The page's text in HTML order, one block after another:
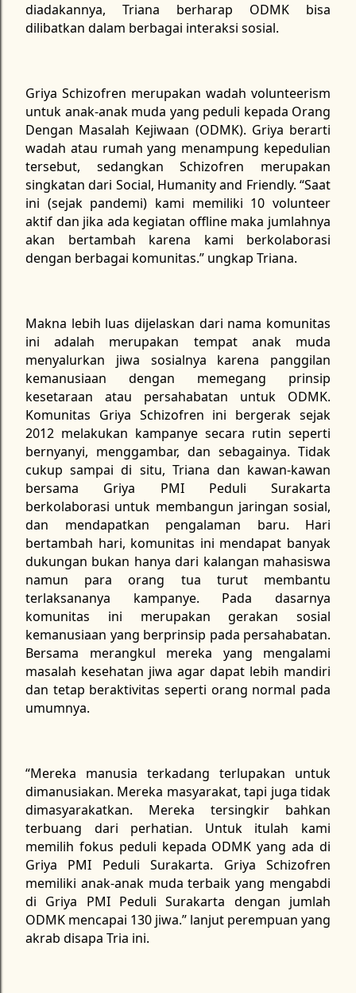
diadakannya, Triana berharap ODMK bisa
dilibatkan dalam berbagai interaksi sosial.
Griya Schizofren merupakan wadah volunteerism
untuk anak-anak muda yang peduli kepada Orang
Dengan Masalah Kejiwaan (ODMK). Griya berarti
wadah atau rumah yang menampung kepedulian
tersebut, sedangkan Schizofren merupakan
singkatan dari Social, Humanity and Friendly. “Saat
ini (sejak pandemi) kami memiliki 10 volunteer
aktif dan jika ada kegiatan offline maka jumlahnya
akan bertambah karena kami berkolaborasi
dengan berbagai komunitas.” ungkap Triana.
Makna lebih luas dijelaskan dari nama komunitas
ini adalah merupakan tempat anak muda
menyalurkan jiwa sosialnya karena panggilan
kemanusiaan dengan memegang prinsip
kesetaraan atau persahabatan untuk ODMK.
Komunitas Griya Schizofren ini bergerak sejak
2012 melakukan kampanye secara rutin seperti
bernyanyi, menggambar, dan sebagainya. Tidak
cukup sampai di situ, Triana dan kawan-kawan
bersama Griya PMI Peduli Surakarta
berkolaborasi untuk membangun jaringan sosial,
dan mendapatkan pengalaman baru. Hari
bertambah hari, komunitas ini mendapat banyak
dukungan bukan hanya dari kalangan mahasiswa
namun para orang tua turut membantu
terlaksananya kampanye. Pada dasarnya
komunitas ini merupakan gerakan sosial
kemanusiaan yang berprinsip pada persahabatan.
Bersama merangkul mereka yang mengalami
masalah kesehatan jiwa agar dapat lebih mandiri
dan tetap beraktivitas seperti orang normal pada
umumnya.
“Mereka manusia terkadang terlupakan untuk
dimanusiakan. Mereka masyarakat, tapi juga tidak
dimasyarakatkan. Mereka tersingkir bahkan
terbuang dari perhatian. Untuk itulah kami
memilih fokus peduli kepada ODMK yang ada di
Griya PMI Peduli Surakarta. Griya Schizofren
memiliki anak-anak muda terbaik yang mengabdi
di Griya PMI Peduli Surakarta dengan jumlah
ODMK mencapai 130 jiwa.” lanjut perempuan yang
akrab disapa Tria ini.